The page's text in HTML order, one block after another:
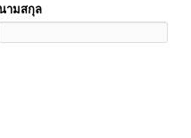
ามสกุล